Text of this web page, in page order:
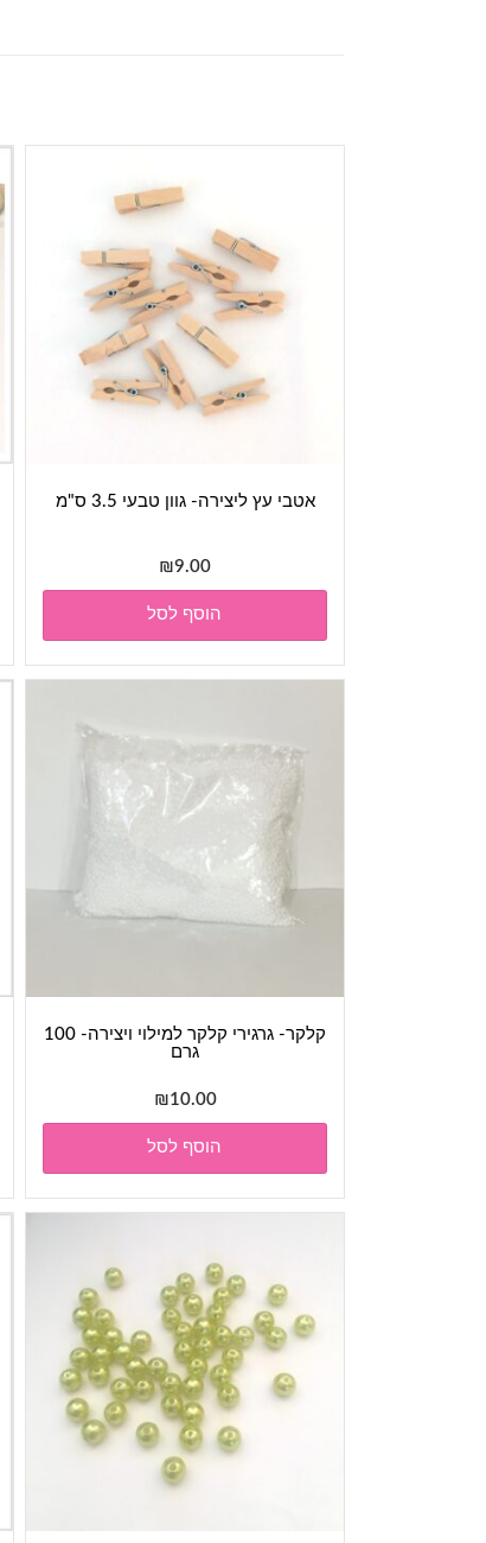
אטבי עץ ליצירה- גוון טבעי 3.5 ס"מ
₪9.00
הוסף לסל
קלקר- גרגירי קלקר למילוי ויצירה- 100
גרם
₪10.00
הוסף לסל